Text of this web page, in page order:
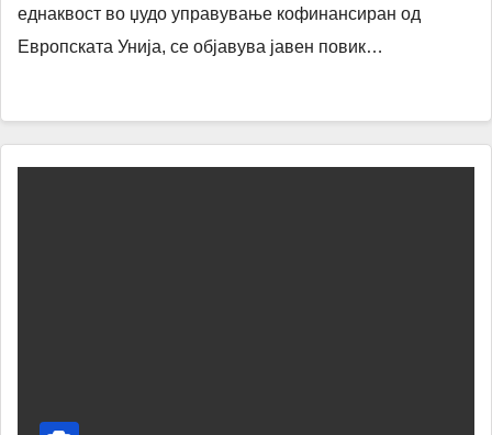
еднаквост во џудо управување кофинансиран од
Европската Унија, се објавува јавен повик…